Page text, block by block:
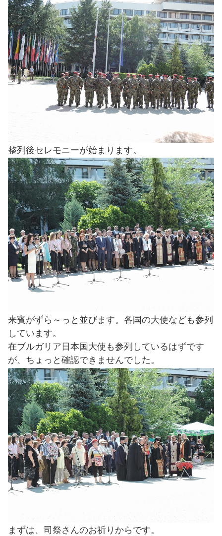
整列後セレモニーが始まります。
来賓がずら～っと並びます。各国の大使なども参列
しています。
在ブルガリア日本国大使も参列しているはずです
が、ちょっと確認できませんでした。
まずは、司祭さんのお祈りからです。